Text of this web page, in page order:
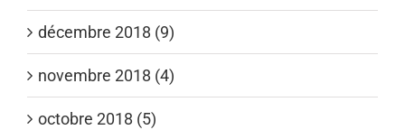
décembre 2018 (9)
novembre 2018 (4)
octobre 2018 (5)